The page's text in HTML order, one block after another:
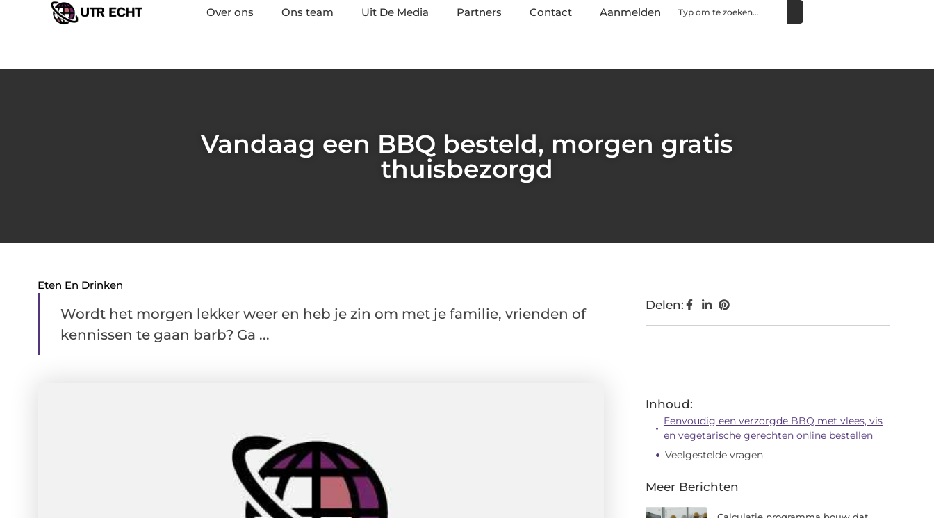
Over ons Ons team Uit De Media Partners Contact Aanmelden
Vandaag een BBQ besteld, morgen gratis
thuisbezorgd
Eten En Drinken
Wordt het morgen lekker weer en heb je zin om met je familie, vrienden of
kennissen te gaan barb? Ga ...
Delen:
Inhoud:
Eenvoudig een verzorgde BBQ met vlees, vis
en vegetarische gerechten online bestellen
Veelgestelde vragen
Meer Berichten